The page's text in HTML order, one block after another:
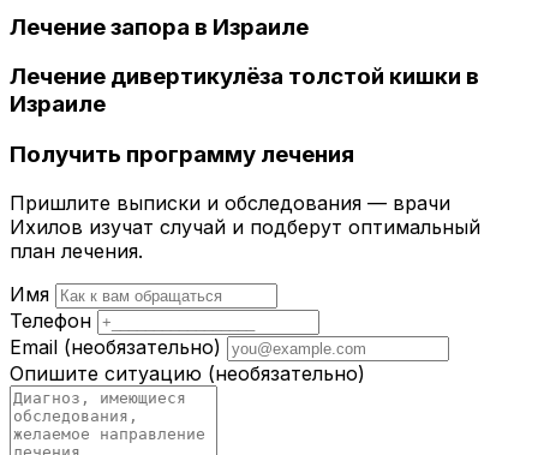
Лечение запора в Израиле
Лечение дивертикулёза толстой кишки в
Израиле
Получить программу лечения
Пришлите выписки и обследования — врачи
Ихилов изучат случай и подберут оптимальный
план лечения.
Имя
Телефон
Email (необязательно)
Опишите ситуацию (необязательно)